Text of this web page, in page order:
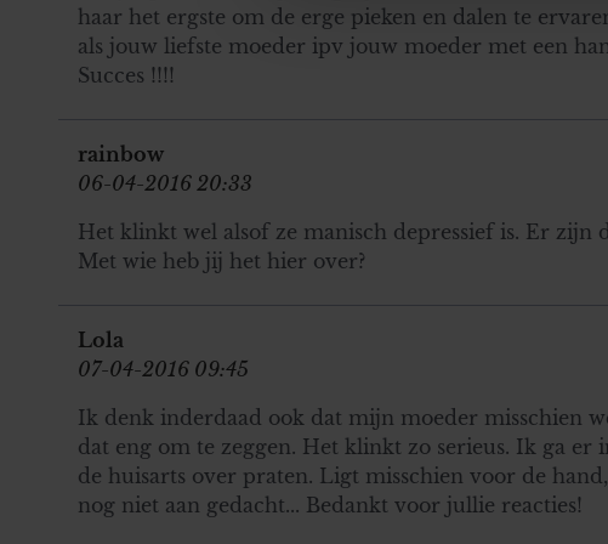
media, adverteren en analyse.
verstrekt of die ze hebben
haar het ergste om de erge pieken en dalen te
als jouw liefste moeder ipv jouw moeder met een
Succes !!!!
rainbow
06-04-2016 20:33
Het klinkt wel alsof ze manisch depressief is. Er zijn
Met wie heb jij het hier over?
Lola
07-04-2016 09:45
Ik denk inderdaad ook dat mijn moeder misschien
dat eng om te zeggen. Het klinkt zo serieus. Ik ga er
de huisarts over praten. Ligt misschien voor de
nog niet aan gedacht... Bedankt voor jullie reacties!